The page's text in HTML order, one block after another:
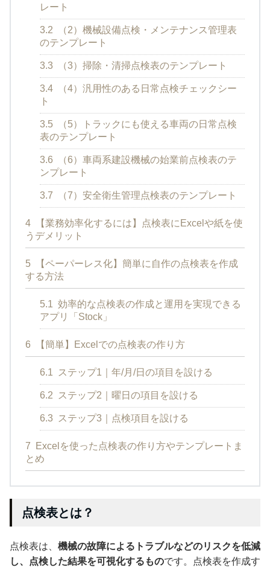
レート
3.2
（2）機械設備点検・メンテナンス管理表
のテンプレート
3.3 （3）掃除・清掃点検表のテンプレート
3.4
（4）汎用性のある日常点検チェックシー
ト
3.5
（5）トラックにも使える車両の日常点検
表のテンプレート
3.6
（6）車両系建設機械の始業前点検表のテ
ンプレート
3.7 （7）安全衛生管理点検表のテンプレート
4
【業務効率化するには】点検表にExcelや紙を使
うデメリット
5
【ペーパーレス化】簡単に自作の点検表を作成
する方法
5.1 効率的な点検表の作成と運用を実現できる
アプリ「Stock」
6 【簡単】Excelでの点検表の作り方
6.1 ステップ1｜年/月/日の項目を設ける
6.2 ステップ2｜曜日の項目を設ける
6.3 ステップ3｜点検項目を設ける
7
Excelを使った点検表の作り方やテンプレートま
とめ
点検表とは？
点検表は、 機械の故障によるトラブルなどのリスクを低減
し、点検した結果を可視化するものです。点検表を作成す